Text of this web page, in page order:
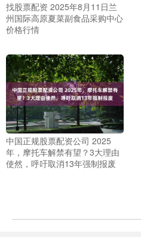
找股票配资 2025年8月11日兰
州国际高原夏菜副食品采购中心
价格行情
中国正规股票配资公司 2025
年，摩托车解禁有望？3大理由
使然，呼吁取消13年强制报废